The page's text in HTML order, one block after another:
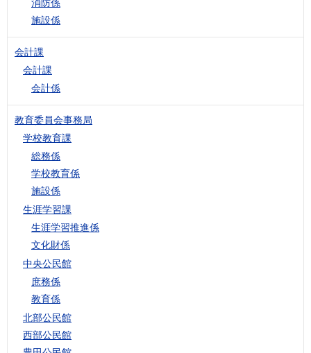
消防係
施設係
会計課
会計課
会計係
教育委員会事務局
学校教育課
総務係
学校教育係
施設係
生涯学習課
生涯学習推進係
文化財係
中央公民館
庶務係
教育係
北部公民館
西部公民館